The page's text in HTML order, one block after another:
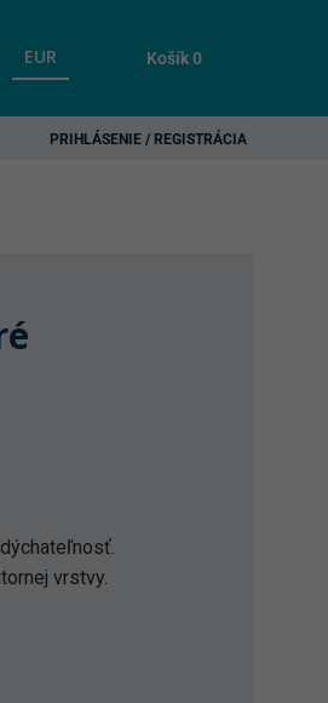
EUR Košík0
PRIHLÁSENIE / REGISTRÁCIA
vrstvy.